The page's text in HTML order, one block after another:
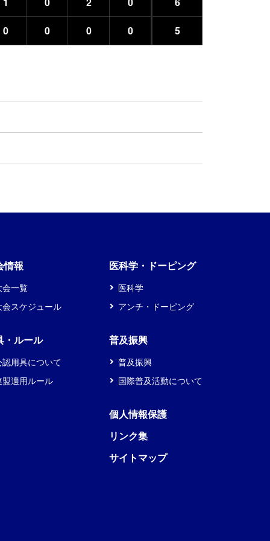
0 0 0 0 5
情報
会一覧
会スケジュール
・ルール
認用具について
盟適用ルール
医科学・ドーピング
医科学
アンチ・ドーピング
普及振興
普及振興
国際普及活動について
個人情報保護
リンク集
サイトマップ